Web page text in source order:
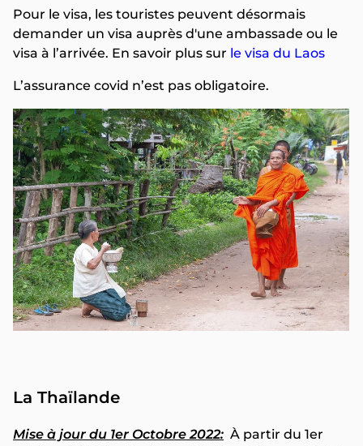
Pour le visa, les touristes peuvent désormais
demander un visa auprès d'une ambassade ou le
visa à l’arrivée. En savoir plus sur le visa du Laos
L’assurance covid n’est pas obligatoire.
La Thaïlande
Mise à jour du 1er Octobre 2022: À partir du 1er